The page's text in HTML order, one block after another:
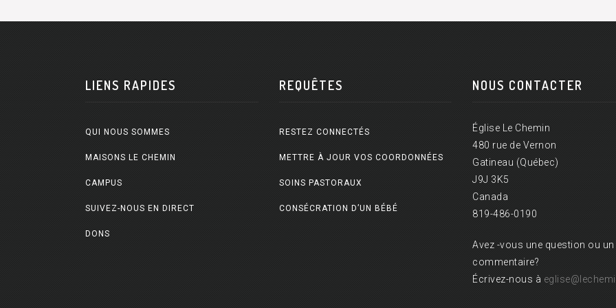
LIENS RAPIDES
QUI NOUS SOMMES
MAISONS LE CHEMIN
CAMPUS
SUIVEZ-NOUS EN DIRECT
DONS
REQUÊTES
RESTEZ CONNECTÉS
METTRE À JOUR VOS COORDONNÉES
SOINS PASTORAUX
CONSÉCRATION D’UN BÉBÉ
NOUS CONTACTER
Église Le Chemin
480 rue de Vernon
Gatineau (Québec)
J9J 3K5
Canada
819-486-0190
Avez -vous une question ou un
commentaire?
Écrivez-nous à